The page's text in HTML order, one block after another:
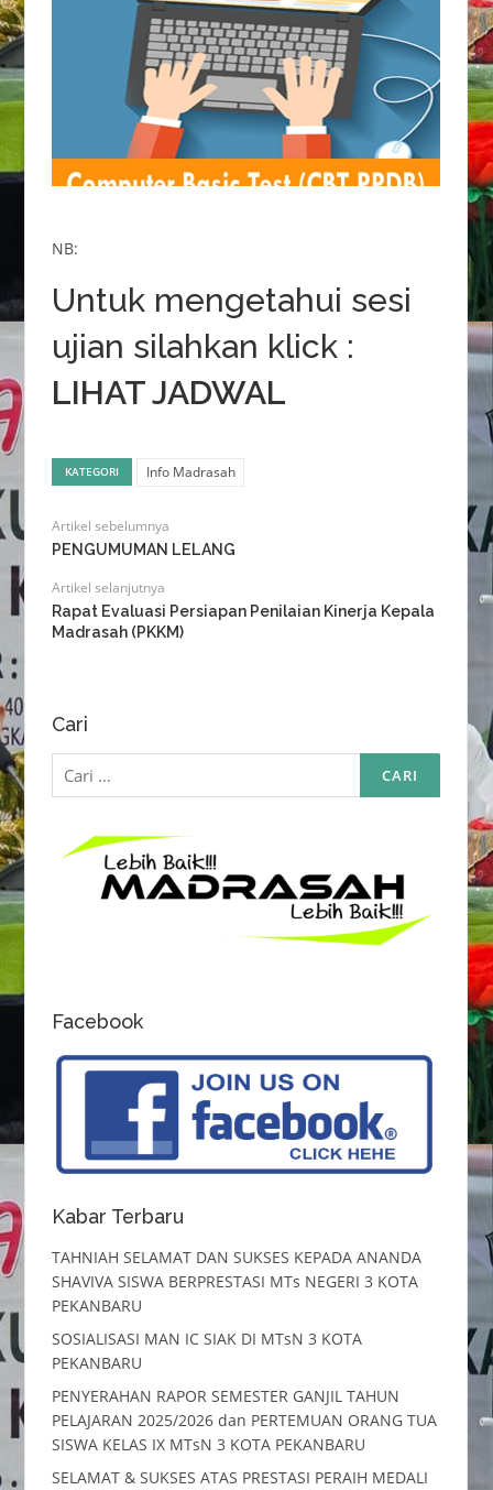
NB:
Untuk mengetahui sesi
ujian silahkan klick :
LIHAT JADWAL
KATEGORI Info Madrasah
Artikel sebelumnya
PENGUMUMAN LELANG
Artikel selanjutnya
Rapat Evaluasi Persiapan Penilaian Kinerja Kepala
Madrasah (PKKM)
Cari
Cari
untuk:
Facebook
Kabar Terbaru
TAHNIAH SELAMAT DAN SUKSES KEPADA ANANDA
SHAVIVA SISWA BERPRESTASI MTs NEGERI 3 KOTA
PEKANBARU
SOSIALISASI MAN IC SIAK DI MTsN 3 KOTA
PEKANBARU
PENYERAHAN RAPOR SEMESTER GANJIL TAHUN
PELAJARAN 2025/2026 dan PERTEMUAN ORANG TUA
SISWA KELAS IX MTsN 3 KOTA PEKANBARU
SELAMAT & SUKSES ATAS PRESTASI PERAIH MEDALI